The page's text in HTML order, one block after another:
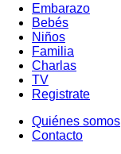
Embarazo
Bebés
Niños
Familia
Charlas
TV
Registrate
Quiénes somos
Contacto